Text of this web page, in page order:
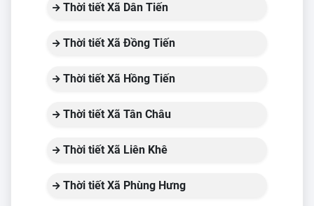
Thời tiết Xã Dân Tiến
Thời tiết Xã Đồng Tiến
Thời tiết Xã Hồng Tiến
Thời tiết Xã Tân Châu
Thời tiết Xã Liên Khê
Thời tiết Xã Phùng Hưng